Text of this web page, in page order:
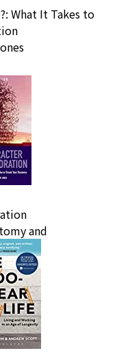
What It Takes to
and